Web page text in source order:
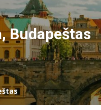
Budapeštas